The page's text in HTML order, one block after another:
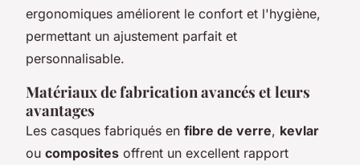
ergonomiques améliorent le confort et l'hygiène,
permettant un ajustement parfait et
personnalisable.
Matériaux de fabrication avancés et leurs
avantages
Les casques fabriqués en fibre de verre, kevlar
ou composites offrent un excellent rapport